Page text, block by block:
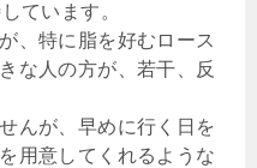
ています。
、特に脂を好むロース
な人の方が、若干、反
んが、早めに行く日を
用意してくれるような